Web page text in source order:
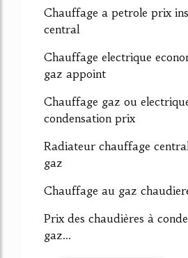
Chauffage a petrole prix
central
Chauffage electrique
gaz appoint
Chauffage gaz ou
condensation prix
Radiateur chauffage
gaz
Chauffage au gaz
Prix des chaudières à
gaz...